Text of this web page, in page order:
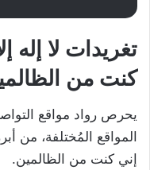
تغريدات لا إله
كنت من
يحرص رواد مواقع
المواقع المُختلفة، من
إني كنت من الظالمين.